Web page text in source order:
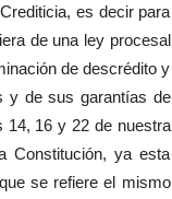
es decir para
de una ley procesal
de descrédito y
y de sus garantías de
14, 16 y 22 de nuestra
Constitución, ya esta
se refiere el mismo